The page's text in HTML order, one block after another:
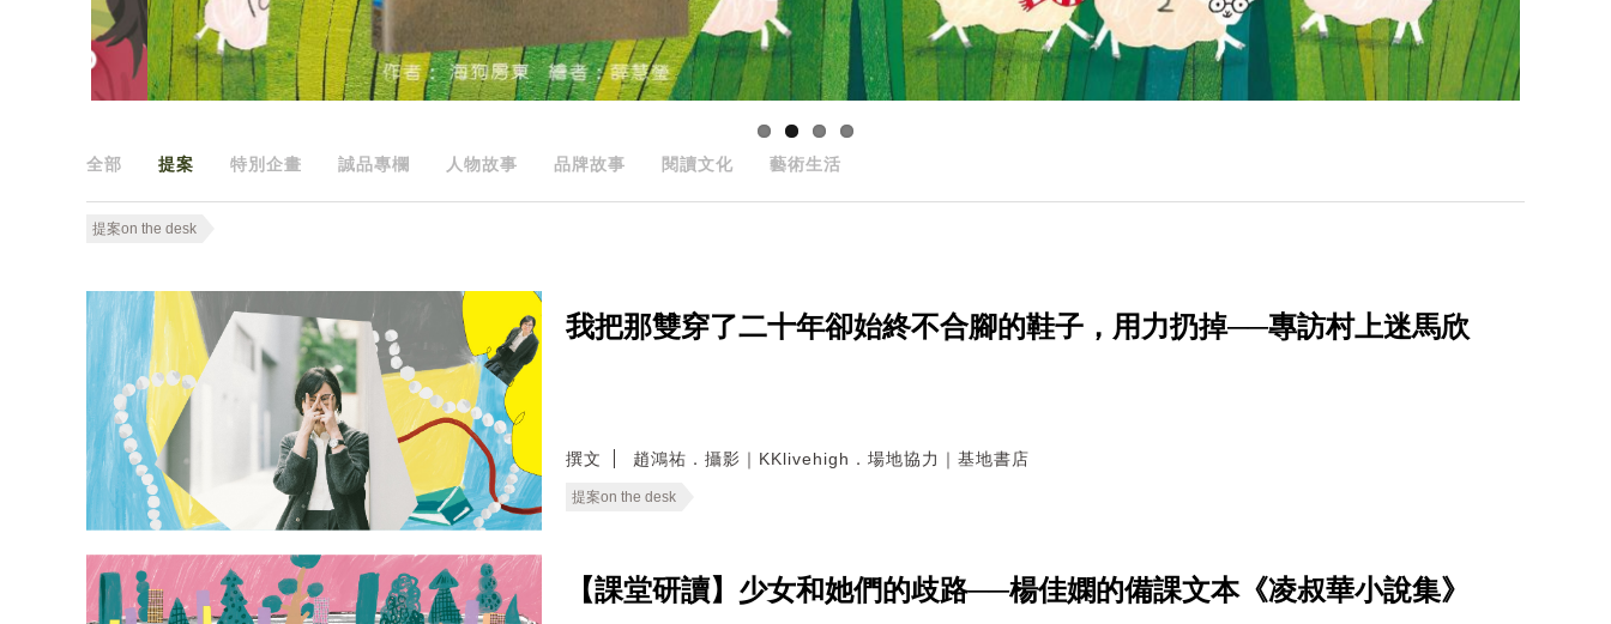
全部 提案 特別企畫 誠品專欄 人物故事 品牌故事 閱讀文化 藝術生活
提案on the desk
我把那雙穿了二十年卻始終不合腳的鞋子，用力扔掉──專訪村上迷馬欣
撰文 趙鴻祐．攝影｜KKlivehigh．場地協力｜基地書店
提案on the desk
【課堂研讀】少女和她們的歧路──楊佳嫻的備課文本《凌叔華小說集》